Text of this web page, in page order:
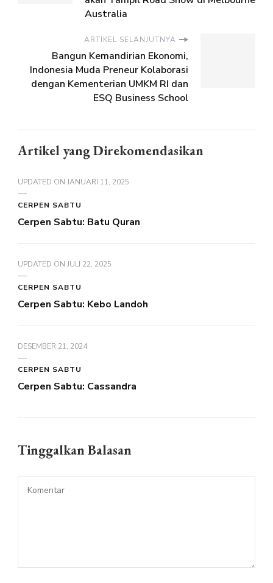
Australia
ARTIKEL SELANJUTNYA
Bangun Kemandirian Ekonomi,
Indonesia Muda Preneur Kolaborasi
dengan Kementerian UMKM RI dan
ESQ Business School
Artikel yang Direkomendasikan
UPDATED ON JANUARI 11, 2025
CERPEN SABTU
Cerpen Sabtu: Batu Quran
UPDATED ON JULI 22, 2025
CERPEN SABTU
Cerpen Sabtu: Kebo Landoh
DESEMBER 21, 2024
CERPEN SABTU
Cerpen Sabtu: Cassandra
Tinggalkan Balasan